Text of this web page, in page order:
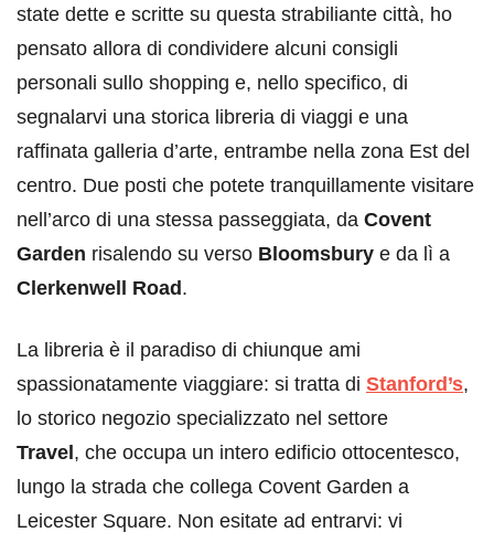
state dette e scritte su questa strabiliante città, ho
pensato allora di condividere alcuni consigli
personali sullo shopping e, nello specifico, di
segnalarvi una storica libreria di viaggi e una
raffinata galleria d’arte, entrambe nella zona Est del
centro. Due posti che potete tranquillamente visitare
nell’arco di una stessa passeggiata, da Covent
Garden risalendo su verso Bloomsbury e da lì a
Clerkenwell Road .
La libreria è il paradiso di chiunque ami
spassionatamente viaggiare: si tratta di Stanford’s,
lo storico negozio specializzato nel settore
Travel , che occupa un intero edificio ottocentesco,
lungo la strada che collega Covent Garden a
Leicester Square. Non esitate ad entrarvi: vi